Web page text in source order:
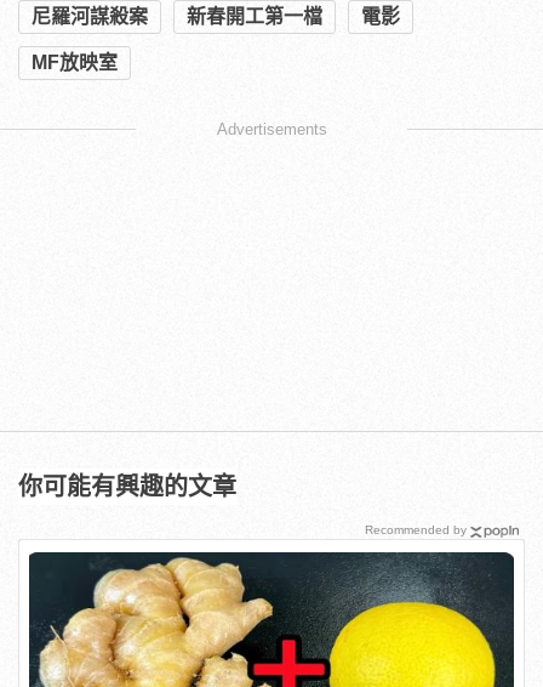
尼羅河謀殺案 新春開工第一檔 電影
MF放映室
Advertisements
你可能有興趣的文章
Recommended by